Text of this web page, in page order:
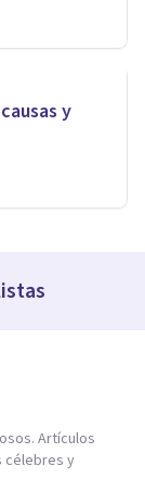
y
Artículos
célebres y